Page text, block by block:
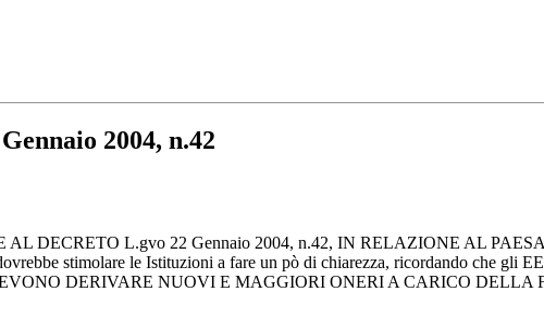
2004, n.42
DECRETO L.gvo 22 Gennaio 2004, n.42, IN RELAZIONE AL
stimolare le Istituzioni a fare un pò di chiarezza, ricordando che gli
DERIVARE NUOVI E MAGGIORI ONERI A CARICO DELLA